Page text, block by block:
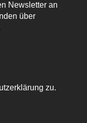
Newsletter an
über
zu.